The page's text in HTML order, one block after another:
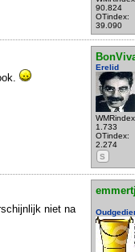
90.824
OTindex:
39.090
Erelid
1.733
OTindex:
2.274
S
niet na